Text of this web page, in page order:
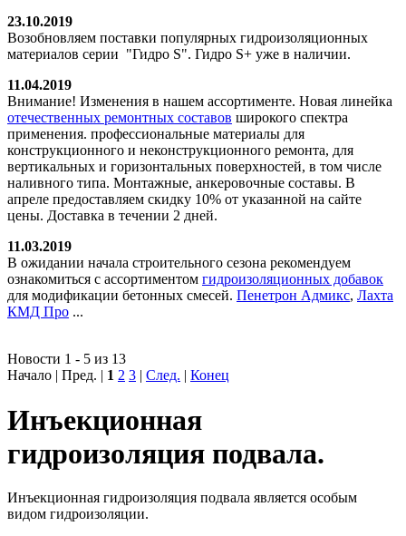
23.10.2019
Возобновляем поставки популярных гидроизоляционных
материалов серии "Гидро S". Гидро S+ уже в наличии.
11.04.2019
Внимание! Изменения в нашем ассортименте. Новая линейка
отечественных ремонтных составов широкого спектра
применения. профессиональные материалы для
конструкционного и неконструкционного ремонта, для
вертикальных и горизонтальных поверхностей, в том числе
наливного типа. Монтажные, анкеровочные составы. В
апреле предоставляем скидку 10% от указанной на сайте
цены. Доставка в течении 2 дней.
11.03.2019
В ожидании начала строительного сезона рекомендуем
ознакомиться с ассортиментом гидроизоляционных добавок
для модификации бетонных смесей. Пенетрон Адмикс, Лахта
КМД Про ...
Новости 1 - 5 из 13
Начало | Пред. | 1 2 3 | След. | Конец
Инъекционная
гидроизоляция подвала.
Инъекционная гидроизоляция подвала является особым
видом гидроизоляции.